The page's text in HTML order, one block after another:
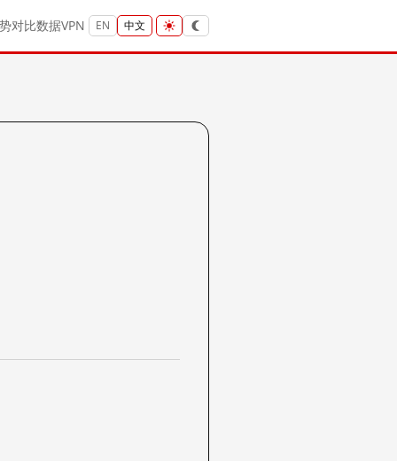
对比数据VPN EN 中文